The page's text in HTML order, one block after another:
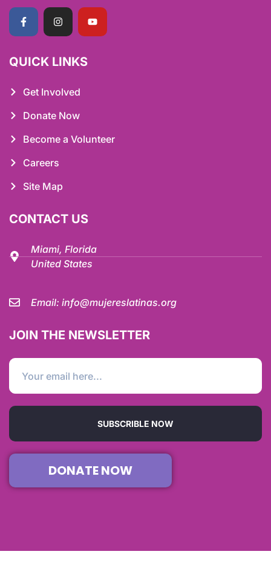
QUICK LINKS
Get Involved
Donate Now
Become a Volunteer
Careers
Site Map
CONTACT US
Miami, Florida
United States
Email: info@mujereslatinas.org
JOIN THE NEWSLETTER
SUBSCRIBLE NOW
DONATE NOW